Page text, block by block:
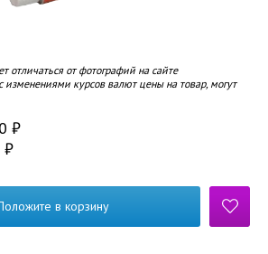
отличаться от фотографий на сайте
изменениями курсов валют цены на товар, могут
₽
₽
в корзину